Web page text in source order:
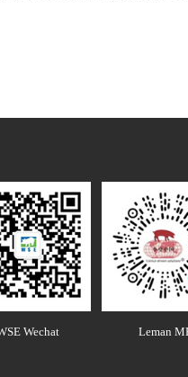
Wechat Leman